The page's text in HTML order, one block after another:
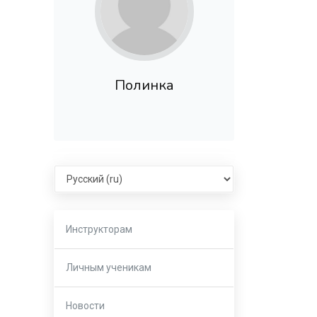
Полинка
Select language
Инструкторам
Личным ученикам
Новости